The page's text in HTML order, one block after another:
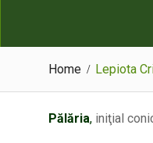
Home Lepiota
Pălăria, iniţial